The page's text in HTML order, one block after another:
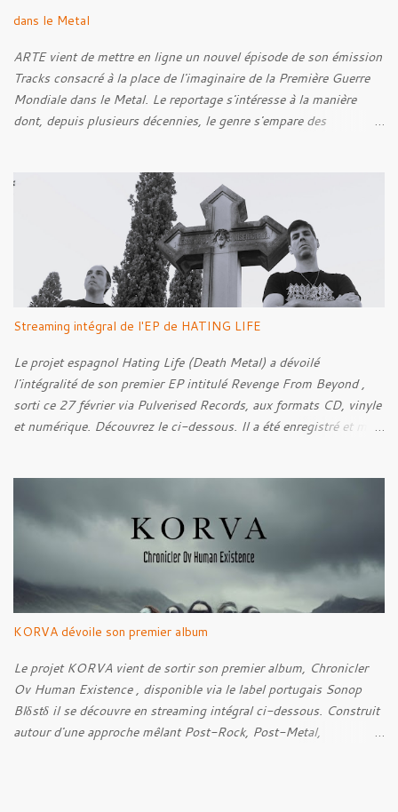
dans le Metal
ARTE vient de mettre en ligne un nouvel épisode de son émission
Tracks consacré à la place de l'imaginaire de la Première Guerre
Mondiale dans le Metal. Le reportage s'intéresse à la manière
dont, depuis plusieurs décennies, le genre s'empare des
cette réflexion, Tracks est allé à la rencontre de Noise (
Kanonenfieber ) et de Dmytro Kumar ( 1914 ), qui reviennent sur
leur intérêt pour la Première Guerre mondiale. Le documentaire
donne également la parole au producteur Kristian "Kohle"
Kohlmannslehner, collaborateur de 1914 , ainsi qu'à l'historien
Ralf Raths, directeur du Musée allemand des blindés de Munster,
afin d'interroger plus largement la place des images de guerre
dans l'esthétique et l'imaginaire du Metal. Le reportage est à
découvrir ci-dessous :
Streaming intégral de l'EP de HATING LIFE
Le projet espagnol Hating Life (Death Metal) a dévoilé
l'intégralité de son premier EP intitulé Revenge From Beyond ,
sorti ce 27 février via Pulverised Records, aux formats CD, vinyle
et numérique. Découvrez le ci-dessous. Il a été enregistré et mixé
Sense Of Fear
KORVA dévoile son premier album
Le projet KORVA vient de sortir son premier album, Chronicler
Ov Human Existence , disponible via le label portugais Sonop
Blδstδ il se découvre en streaming intégral ci-dessous. Construit
autour d'une approche mêlant Post-Rock, Post-Metal,